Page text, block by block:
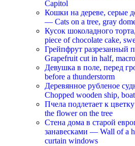
Capitol
Кошки на дереве, серые
— Cats on a tree, gray
Кусок шоколадного
piece of chocolate cake,
Грейпфрут разрезанный
Grapefruit cut in half,
Девушка в поле, перед
before a thunderstorm
Деревянное рубленое
Chopped wooden ship,
Пчела подлетает к
the flower on the tree
Стена дома в старой
занавесками — Wall of a
curtain windows